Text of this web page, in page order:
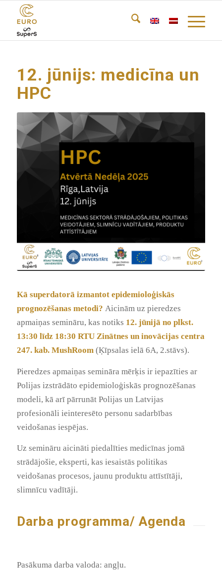
12. jūnijs: medicīna un
HPC
Kā superdatorāizmantot epidemioloģiskās
prognozēšanas metodi? Aicinām uz pieredzes
apmaiņas semināru, kas notiks 12. jūnijā no plkst.
13:30 līdz 18:30 RTU Zinātnes un inovācijas centra
247. kab. MushRoom (Ķīpsalas ielā 6A, 2.stāvs).
Pieredzes apmaiņas semināra mērķis ir iepazīties ar
Polijas izstrādāto epidemioloģiskās prognozēšanas
modeli, kā arī pārrunāt Polijas un Latvijas
profesionāli ieinteresēto personu sadarbības
veidošanas iespējas.
Uz semināru aicināti piedalīties medicīnas jomā
strādājošie, eksperti, kas iesaistās politikas
veidošanas procesos, jaunu produktu attīstītāji,
slimnīcu vadītāji.
Darba programma/ Agenda
Pasākuma darba valoda: angļu.